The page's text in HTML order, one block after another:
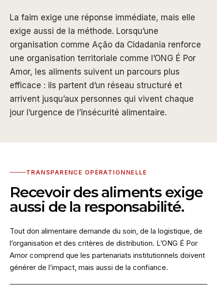
La faim exige une réponse immédiate, mais elle
exige aussi de la méthode. Lorsqu’une
organisation comme Ação da Cidadania renforce
une organisation territoriale comme l’ONG É Por
Amor, les aliments suivent un parcours plus
efficace : ils partent d’un réseau structuré et
arrivent jusqu’aux personnes qui vivent chaque
jour l’urgence de l’insécurité alimentaire.
TRANSPARENCE OPÉRATIONNELLE
Recevoir des aliments exige
aussi de la responsabilité.
Tout don alimentaire demande du soin, de la logistique, de
l’organisation et des critères de distribution. L’ONG É Por
Amor comprend que les partenariats institutionnels doivent
générer de l’impact, mais aussi de la confiance.